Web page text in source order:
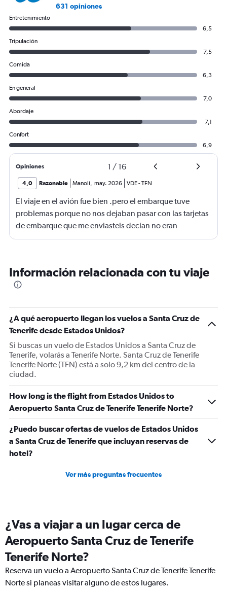
631 opiniones
Entretenimiento
6,5
Tripulación
7,5
Comida
6,3
En general
7,0
Abordaje
7,1
Confort
6,9
Opiniones 1 / 16
4,0 Razonable Manoli, may. 2026 VDE-TFN
El viaje en el avión fue bien .pero el embarque tuve
problemas porque no nos dejaban pasar con las tarjetas
de embarque que me enviasteis decían no eran
completas nonponia vuelo y querían los billetes y yo no
Información relacionada con tu viaje
¿A qué aeropuerto llegan los vuelos a Santa Cruz de
Tenerife desde Estados Unidos?
Si buscas un vuelo de Estados Unidos a Santa Cruz de
Tenerife, volarás a Tenerife Norte. Santa Cruz de Tenerife
Tenerife Norte (TFN) está a solo 9,2 km del centro de la
ciudad.
How long is the flight from Estados Unidos to
Aeropuerto Santa Cruz de Tenerife Tenerife Norte?
¿Puedo buscar ofertas de vuelos de Estados Unidos
a Santa Cruz de Tenerife que incluyan reservas de
hotel?
Ver más preguntas frecuentes
¿Vas a viajar a un lugar cerca de
Aeropuerto Santa Cruz de Tenerife
Tenerife Norte?
Reserva un vuelo a Aeropuerto Santa Cruz de Tenerife Tenerife
Norte si planeas visitar alguno de estos lugares.